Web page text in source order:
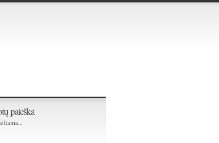
paieška